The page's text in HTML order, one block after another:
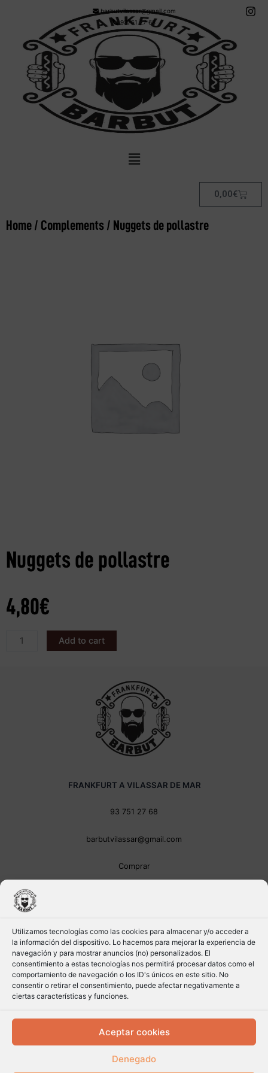
Utilizamos tecnologías como las cookies para almacenar y/o acceder a
la información del dispositivo. Lo hacemos para mejorar la experiencia de
navegación y para mostrar anuncios (no) personalizados. El
consentimiento a estas tecnologías nos permitirá procesar datos como el
comportamiento de navegación o los ID's únicos en este sitio. No
consentir o retirar el consentimiento, puede afectar negativamente a
ciertas características y funciones.
Aceptar cookies
Denegado
barbutvilassar@gmail.com
93751 27 68
0,00€
Home / Complements / Nuggets de pollastre
Nuggets de pollastre
4,80€
Add to cart
FRANKFURT A VILASSAR DE MAR
93 751 27 68
barbutvilassar@gmail.com
Comprar